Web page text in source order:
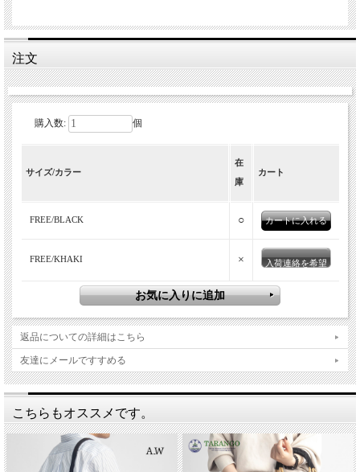
唯一無二の素材感、時を重ねるほど味わい
を増す。タンニン染め帆布のショルダー
esperanto(エスペラント)
「MADE IN JAPAN」の本格レザーアイテムブランド、
esperanto(エスペラント)。全ての商品が日本の職人の確かな技術
でハンドメイドされ、日本が最も得意としている「ハンドメイド
の価値」と革を「育てる楽しさ」を体感させてくれるブランドで
す。エスペラントは主にイタリアンレザーを使用した革小物、シ
注文
購入数: 個
サイズ/カラー
在
庫
カート
FREE/BLACK ○
FREE/KHAKI × 入荷連絡を希望
返品についての詳細はこちら
友達にメールですすめる
こちらもオススメです。